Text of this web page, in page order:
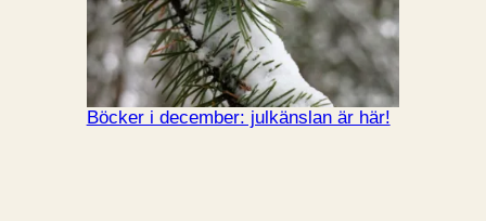
Böcker i december: julkänslan är här!